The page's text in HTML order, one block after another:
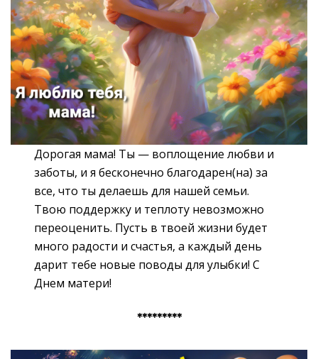
Дорогая мама! Ты — воплощение любви и
заботы, и я бесконечно благодарен(на) за
все, что ты делаешь для нашей семьи.
Твою поддержку и теплоту невозможно
переоценить. Пусть в твоей жизни будет
много радости и счастья, а каждый день
дарит тебе новые поводы для улыбки! С
Днем матери!
*********